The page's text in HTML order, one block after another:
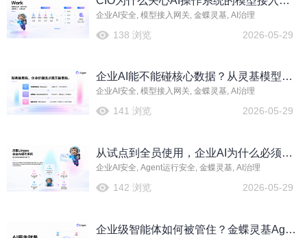
关能力
企业AI安全, 模型接入网关, 金蝶灵基, AI治理
2026-05-29
138 浏览
企业AI能不能碰核心数据？从灵基模型接
入网关看安全边界
企业AI安全, 模型接入网关, 金蝶灵基, AI治理
2026-05-29
141 浏览
从试点到全员使用，企业AI为什么必须先
建Agent运行安全规则
企业AI安全, Agent运行安全, 金蝶灵基, AI治理
2026-05-29
142 浏览
企业级智能体如何被管住？金蝶灵基Agent